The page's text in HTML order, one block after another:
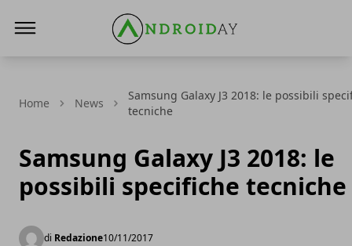
Home News
Samsung Galaxy J3 2018: le possibili
tecniche
Samsung Galaxy J3 2018: le
possibili specifiche tecniche
di Redazione10/11/2017